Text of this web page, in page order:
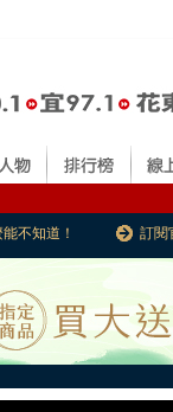
不知道！ 訂閱